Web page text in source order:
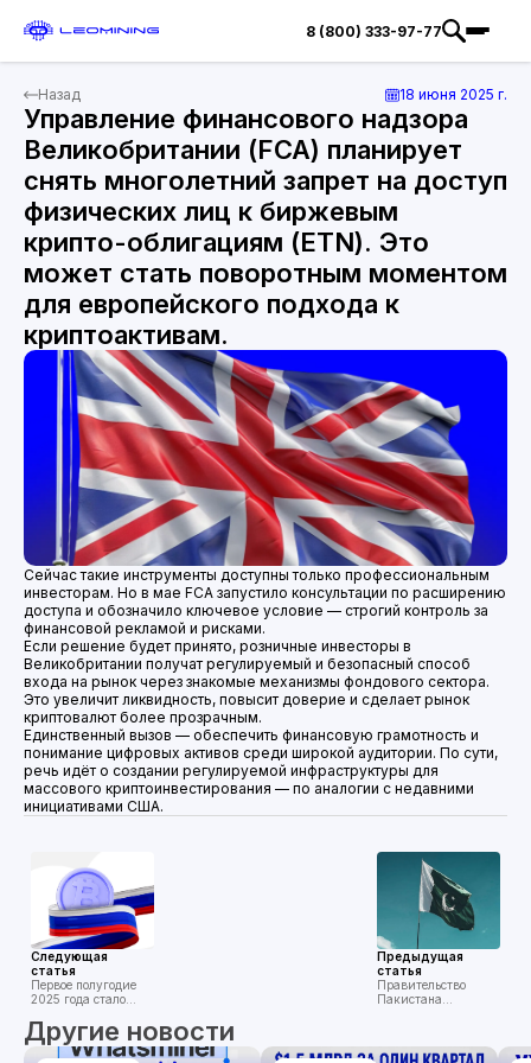
8 (800) 333-97-77
Назад 18 июня 2025 г.
Управление финансового надзора
Великобритании (FCA) планирует
снять многолетний запрет на доступ
физических лиц к биржевым
крипто-облигациям (ETN). Это
может стать поворотным моментом
для европейского подхода к
криптоактивам.
Сейчас такие инструменты доступны только профессиональным
инвесторам. Но в мае FCA запустило консультации по расширению
доступа и обозначило ключевое условие — строгий контроль за
финансовой рекламой и рисками.
Если решение будет принято, розничные инвесторы в
Великобритании получат регулируемый и безопасный способ
входа на рынок через знакомые механизмы фондового сектора.
Это увеличит ликвидность, повысит доверие и сделает рынок
криптовалют более прозрачным.
Единственный вызов — обеспечить финансовую грамотность и
понимание цифровых активов среди широкой аудитории. По сути,
речь идёт о создании регулируемой инфраструктуры для
массового криптоинвестирования — по аналогии с недавними
инициативами США.
Другие новости
Следующая
статья
Первое полугодие
2025 года стало
моментом
трансформации
российского
Предыдущая
статья
Правительство
Пакистана
развития майнинга